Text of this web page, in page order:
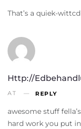
That’s a quiek-
Http://
AT REPLY
awesome stuff
hard work you put